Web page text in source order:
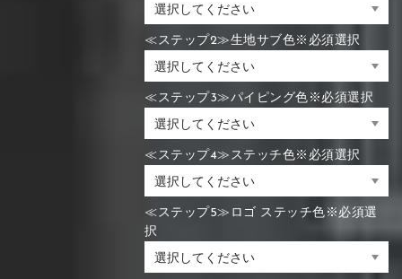
≪ステップ2≫生地サブ色※必須選択
≪ステップ3≫パイピング色※必須選択
≪ステップ4≫ステッチ色※必須選択
≪ステップ5≫ロゴ ステッチ色※必須選
択